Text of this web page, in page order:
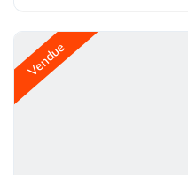
Vendue